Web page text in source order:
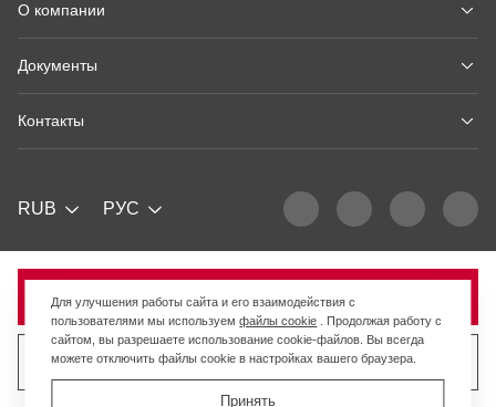
Продано
Продать похожий товар
О компании
Документы
Контакты
RUB РУС
Для улучшения работы сайта и его взаимодействия с
пользователями мы используемфайлы cookie . Продолжая работу с
сайтом, вы разрешаете использование cookie-файлов. Вы всегда
можете отключить файлы cookie в настройках вашего браузера.
Принять